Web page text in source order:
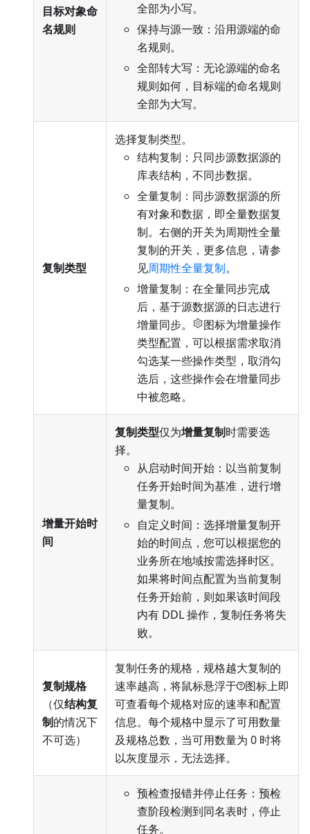
目标对象命
名规则
全部为小写。
保持与源一致：沿用源端的命
名规则。
全部转大写：无论源端的命名
规则如何，目标端的命名规则
全部为大写。
复制类型
选择复制类型。
结构复制：只同步源数据源的
库表结构，不同步数据。
全量复制：同步源数据源的所
有对象和数据，即全量数据复
制。右侧的开关为周期性全量
复制的开关，更多信息，请参
见周期性全量复制。
增量复制：在全量同步完成
后，基于源数据源的日志进行
增量同步。
图标为增量操作
类型配置，可以根据需求取消
勾选某一些操作类型，取消勾
选后，这些操作会在增量同步
中被忽略。
增量开始时
间
复制类型仅为增量复制时需要选
择。
从启动时间开始：以当前复制
任务开始时间为基准，进行增
量复制。
自定义时间：选择增量复制开
始的时间点，您可以根据您的
业务所在地域按需选择时区。
如果将时间点配置为当前复制
任务开始前，则如果该时间段
内有 DDL 操作，复制任务将失
败。
复制规格
（仅结构复
制的情况下
不可选）
复制任务的规格，规格越大复制的
速率越高，将鼠标悬浮于 图标上即
可查看每个规格对应的速率和配置
信息。每个规格中显示了可用数量
及规格总数，当可用数量为 0 时将
以灰度显示，无法选择。
预检查报错并停止任务：预检
查阶段检测到同名表时，停止
任务。